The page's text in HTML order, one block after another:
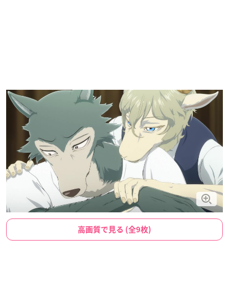
高画質で見る (全9枚)